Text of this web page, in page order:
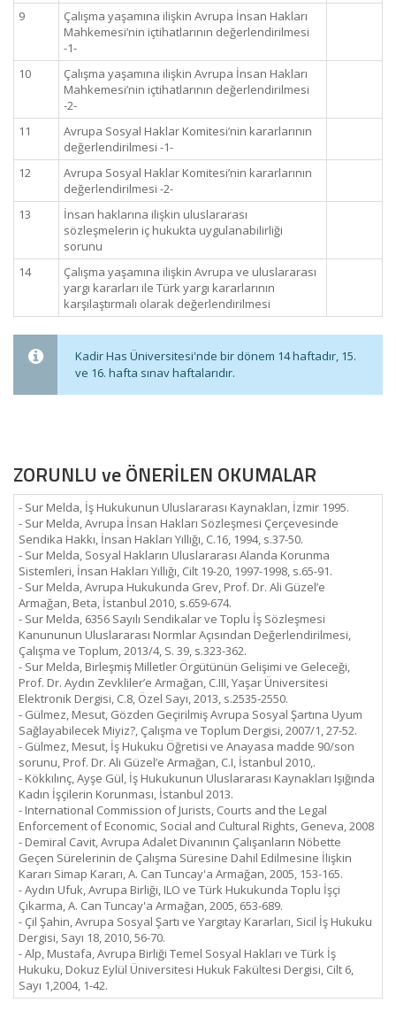
9
Çalışma yaşamına ilişkin Avrupa İnsan Hakları
Mahkemesi’nin içtihatlarının değerlendirilmesi
-1-
10
Çalışma yaşamına ilişkin Avrupa İnsan Hakları
Mahkemesi’nin içtihatlarının değerlendirilmesi
-2-
11
Avrupa Sosyal Haklar Komitesi’nin kararlarının
değerlendirilmesi -1-
12
Avrupa Sosyal Haklar Komitesi’nin kararlarının
değerlendirilmesi -2-
13
İnsan haklarına ilişkin uluslararası
sözleşmelerin iç hukukta uygulanabilirliği
sorunu
14
Çalışma yaşamına ilişkin Avrupa ve uluslararası
yargı kararları ile Türk yargı kararlarının
karşılaştırmalı olarak değerlendirilmesi
Kadir Has Üniversitesi'nde bir dönem 14 haftadır, 15.
ve 16. hafta sınav haftalarıdır.
ZORUNLU ve ÖNERİLEN OKUMALAR
- Sur Melda, İş Hukukunun Uluslararası Kaynakları, İzmir 1995.
- Sur Melda, Avrupa İnsan Hakları Sözleşmesi Çerçevesinde
Sendika Hakkı, İnsan Hakları Yıllığı, C.16, 1994, s.37-50.
- Sur Melda, Sosyal Hakların Uluslararası Alanda Korunma
Sistemleri, İnsan Hakları Yıllığı, Cilt 19-20, 1997-1998, s.65-91.
- Sur Melda, Avrupa Hukukunda Grev, Prof. Dr. Ali Güzel’e
Armağan, Beta, İstanbul 2010, s.659-674.
- Sur Melda, 6356 Sayılı Sendikalar ve Toplu İş Sözleşmesi
Kanununun Uluslararası Normlar Açısından Değerlendirilmesi,
Çalışma ve Toplum, 2013/4, S. 39, s.323-362.
- Sur Melda, Birleşmiş Milletler Örgütünün Gelişimi ve Geleceği,
Prof. Dr. Aydın Zevkliler’e Armağan, C.III, Yaşar Üniversitesi
Elektronik Dergisi, C.8, Özel Sayı, 2013, s.2535-2550.
- Gülmez, Mesut, Gözden Geçirilmiş Avrupa Sosyal Şartına Uyum
Sağlayabilecek Miyiz?, Çalışma ve Toplum Dergisi, 2007/1, 27-52.
- Gülmez, Mesut, İş Hukuku Öğretisi ve Anayasa madde 90/son
sorunu, Prof. Dr. Ali Güzel’e Armağan, C.I, İstanbul 2010,.
- Kökkılınç, Ayşe Gül, İş Hukukunun Uluslararası Kaynakları Işığında
Kadın İşçilerin Korunması, İstanbul 2013.
- International Commission of Jurists, Courts and the Legal
Enforcement of Economic, Social and Cultural Rights, Geneva, 2008
- Demiral Cavit, Avrupa Adalet Divanının Çalışanların Nöbette
Geçen Sürelerinin de Çalışma Süresine Dahil Edilmesine İlişkin
Kararı Simap Kararı, A. Can Tuncay'a Armağan, 2005, 153-165.
- Aydın Ufuk, Avrupa Birliği, ILO ve Türk Hukukunda Toplu İşçi
Çıkarma, A. Can Tuncay'a Armağan, 2005, 653-689.
- Çil Şahin, Avrupa Sosyal Şartı ve Yargıtay Kararları, Sicil İş Hukuku
Dergisi, Sayı 18, 2010, 56-70.
- Alp, Mustafa, Avrupa Birliği Temel Sosyal Hakları ve Türk İş
Hukuku, Dokuz Eylül Üniversitesi Hukuk Fakültesi Dergisi, Cilt 6,
Sayı 1,2004, 1-42.